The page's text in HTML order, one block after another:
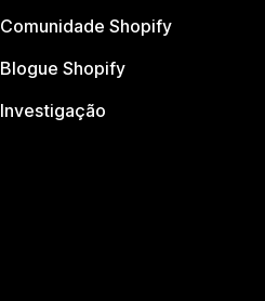
Comunidade Shopify
Blogue Shopify
Investigação